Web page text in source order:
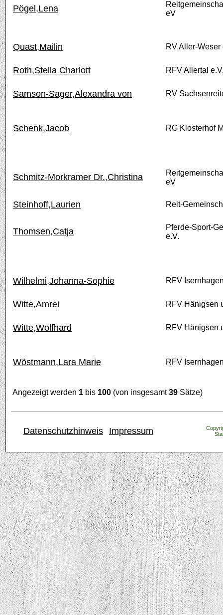
Pögel,Lena
eV
Quast,Mailin RV Aller-Weser
Roth,Stella Charlott RFV Allertal
Samson-Sager,Alexandra von RV
Schenk,Jacob RG Klosterhof
Schmitz-Morkramer Dr.,Christina
eV
Steinhoff,Laurien Reit-
Thomsen,Catja
Pferde-Sport-
e.V.
Wilhelmi,Johanna-Sophie RFV
Witte,Amrei RFV Hänigsen
Witte,Wolfhard RFV Hänigsen
Wöstmann,Lara Marie RFV
Angezeigt werden 1 bis 100 (von insgesamt39 Sätze)
Datenschutzhinweis Impressum